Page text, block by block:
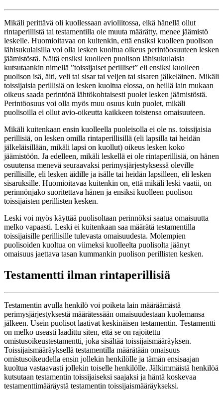
Mikäli perittävä oli kuollessaan avioliitossa, eikä hänellä ollut
rintaperillistä tai testamentilla ole muuta määrätty, menee jäämistö
leskelle. Huomioitavaa on kuitenkin, että ensiksi kuolleen puolison
lähisukulaisilla voi olla lesken kuoltua oikeus perintöosuuteen lesken
jäämistöstä. Näitä ensiksi kuolleen puolison lähisukulaisia
kutsutaankin nimellä ”toissijaiset perilliset” eli ensiksi kuolleen
puolison isä, äiti, veli tai sisar tai veljen tai sisaren jälkeläinen. Mikäli
toissijaisia perillisiä on lesken kuoltua elossa, on heillä lain mukaan
oikeus saada perintönä lähtökohtaisesti puolet lesken jäämistöstä.
Perintöosuus voi olla myös muu osuus kuin puolet, mikäli
puolisoilla ei ollut avio-oikeutta kaikkeen toistensa omaisuuteen.
Mikäli kuitenkaan ensin kuolleella puoleisolla ei ole ns. toissijaisia
perillisiä, on lesken omilla rintaperillisillä (eli lapsilla tai heidän
jälkeläisillään, mikäli lapsi on kuollut) oikeus lesken koko
jäämistöön. Ja edelleen, mikäli leskellä ei ole rintaperillisiä, on hänen
osuutensa menevä seuraavaksi perimysjärjestyksessä oleville
perillisille, eli lesken äidille ja isälle tai heidän lapsilleen, eli lesken
sisaruksille. Huomioitavaa kuitenkin on, että mikäli leski vaatii, on
perinnönjako suoritettava hänen ja ensiksi kuolleen puolison
toissijaisten perillisten kesken.
Leski voi myös käyttää puolisoltaan perinnöksi saatua omaisuutta
melko vapaasti. Leski ei kuitenkaan saa määrätä testamentilla
toissijaisille perillisille tulevasta omaisuudesta. Molempien
puolisoiden kuoltua on viimeksi kuolleelta puolisolta jäänyt
omaisuus jaettava tasan kummankin puolison perillisten kesken.
Testamentti ilman rintaperillisiä
Testamentin avulla henkilö voi poiketa lain määräämästä
perimysjärjestyksestä määrätessään omaisuudestaan kuolemansa
jälkeen. Usein puolisot laativat keskinäisen testamentin. Testamentti
on melko useasti laadittu siten, että se on rajoitettu
omistusoikeustestamentti, joka sisältää toissijaismääräyksen.
Toissijaismääräyksellä testamentilla määrätään omaisuus
omistusoikeudella ensin jollekin henkilölle ja tämän ensisaajan
kuoltua vastaavasti jollekin toiselle henkilölle. Jälkimmäistä henkilöä
kutsutaan testamentin toissijaiseksi saajaksi ja häntä koskevaa
testamenttimääräystä testamentin toissijaismääräykseksi.